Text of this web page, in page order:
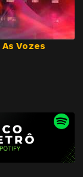
Vozes